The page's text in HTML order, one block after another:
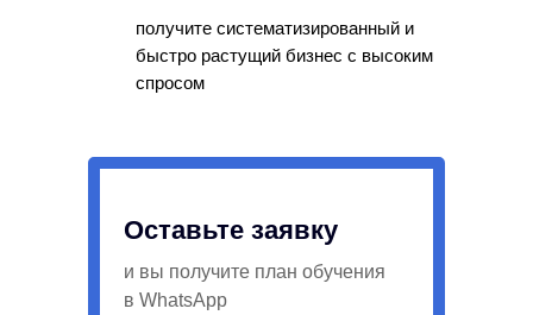
получите систематизированный и
быстро растущий бизнес с высоким
спросом
Оставьте заявку
и вы получите план обучения
в WhatsApp